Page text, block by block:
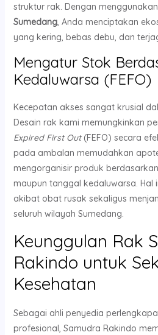
struktur rak. Dengan menggunakan
Sumedang, Anda menciptakan
yang kering, bebas debu, dan
Mengatur Stok
Kedaluwarsa (FEFO)
Kecepatan akses sangat krusial
Desain rak kami memungkinkan
Expired First Out(FEFO) secara
pada ambalan memudahkan
mengorganisir produk
maupun tanggal kedaluwarsa. Hal
akibat obat rusak sekaligus
seluruh wilayah Sumedang.
Keunggulan Rak
Rakindo untuk
Kesehatan
Sebagai ahli penyedia
profesional, Samudra Rakindo